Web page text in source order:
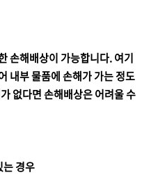
손해배상이 가능합니다. 여기
내부 물품에 손해가 가는 정도
없다면 손해배상은 어려울 수
는 경우